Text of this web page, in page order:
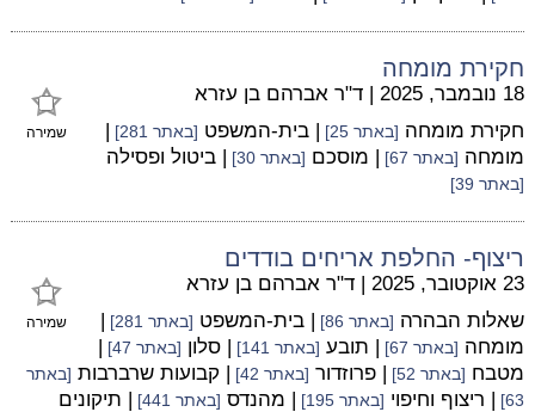
חקירת מומחה
שמירה
18 נובמבר, 2025 | ד"ר אברהם בן עזרא
חקירת מומחה [באתר 25] | בית-המשפט [באתר 281]
|
מומחה [באתר 67] | מוסכם [באתר 30] | ביטול ופסילה
[באתר 39]
ריצוף- החלפת אריחים בודדים
שמירה
23 אוקטובר, 2025 | ד"ר אברהם בן עזרא
שאלות הבהרה [באתר 86] | בית-המשפט [באתר 281]
|
מומחה [באתר 67] | תובע [באתר 141] | סלון [באתר 47]
|
מטבח [באתר 52] | פרוזדור [באתר 42] | קבועות שרברבות [באתר
63]
| ריצוף וחיפוי [באתר 195] | מהנדס [באתר 441] | תיקונים